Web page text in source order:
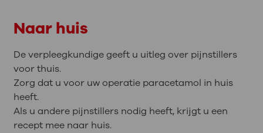
Naar huis
De verpleegkundige geeft u uitleg over pijnstillers
voor thuis.
Zorg dat u voor uw operatie paracetamol in huis
heeft.
Als u andere pijnstillers nodig heeft, krijgt u een
recept mee naar huis.